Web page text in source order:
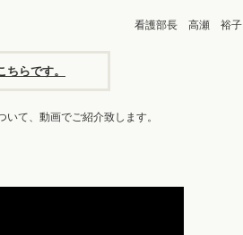
看護部長 高瀬 裕子
らです。
て、動画でご紹介致します。